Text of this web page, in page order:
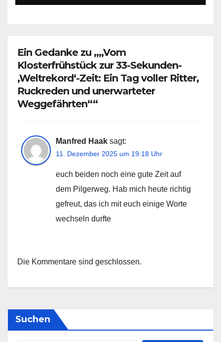
Ein Gedanke zu „„Vom
Klosterfrühstück zur 33-Sekunden-
‚Weltrekord‘-Zeit: Ein Tag voller Ritter,
Ruckreden und unerwarteter
Weggefährten““
Manfred Haak sagt:
11. Dezember 2025 um 19:18 Uhr
euch beiden noch eine gute Zeit auf
dem Pilgerweg. Hab mich heute richtig
gefreut, das ich mit euch einige Worte
wechseln durfte
Die Kommentare sind geschlossen.
Suchen